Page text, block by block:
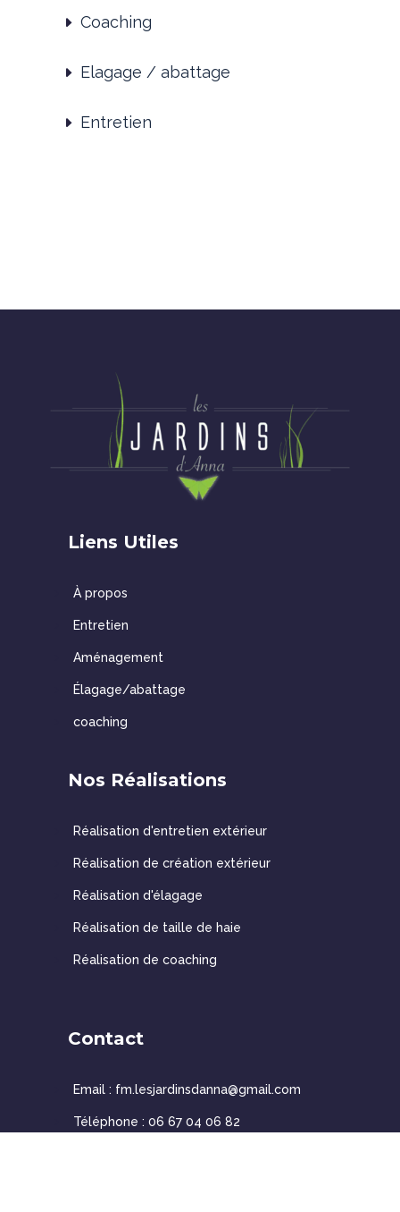
Coaching
Elagage / abattage
Entretien
Liens Utiles
À propos
Entretien
Aménagement
Élagage/abattage
coaching
Nos Réalisations
Réalisation d'entretien extérieur
Réalisation de création extérieur
Réalisation d'élagage
Réalisation de taille de haie
Réalisation de coaching
Contact
Email : fm.lesjardinsdanna@gmail.com
Téléphone : 06 67 04 06 82